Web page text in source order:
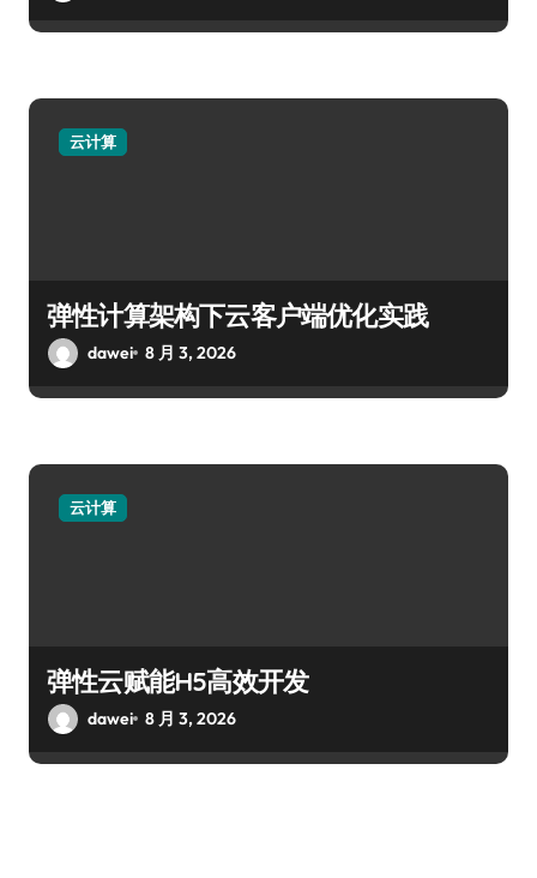
云计算
弹性计算架构下云客户端优化实践
dawei 8 月 3, 2026
云计算
弹性云赋能H5高效开发
dawei 8 月 3, 2026